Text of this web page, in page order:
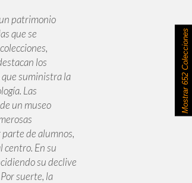
Mostrar
652 Colecciones
patrimonio
que se
los
que suministra la
Las
un museo
de alumnos,
centro. En su
su declive
suerte, la